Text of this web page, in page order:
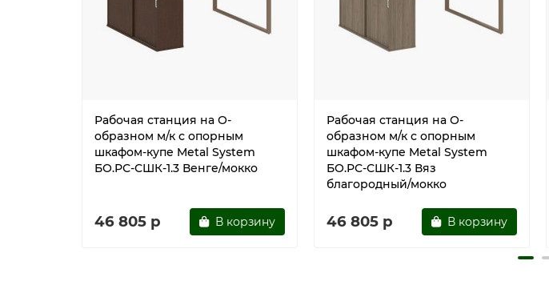
Рабочая станция на О-
образном м/к с опорным
шкафом-купе Metal System
БО.РС-СШК-1.3 Венге/мокко
46 805 р В корзину
Рабочая станция на О-
образном м/к с опорным
шкафом-купе Metal System
БО.РС-СШК-1.3 Вяз
благородный/мокко
46 805 р В корзину